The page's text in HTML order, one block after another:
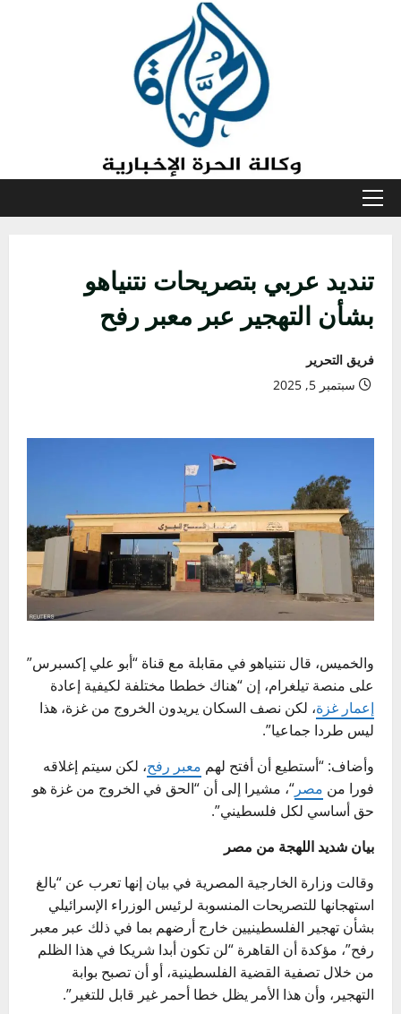
القائمة
تنديد عربي بتصريحات نتنياهو
بشأن التهجير عبر معبر رفح
فريق التحرير
سبتمبر 5, 2025
والخميس، قال نتنياهو في مقابلة مع قناة “أبو علي إكسبرس”
على منصة تيلغرام، إن “هناك خططا مختلفة لكيفية إعادة
إعمار غزة، لكن نصف السكان يريدون الخروج من غزة، هذا
ليس طردا جماعيا”.
وأضاف: “أستطيع أن أفتح لهم معبر رفح، لكن سيتم إغلاقه
فورا من مصر “، مشيرا إلى أن “الحق في الخروج من غزة هو
حق أساسي لكل فلسطيني”.
بيان شديد اللهجة من مصر
وقالت وزارة الخارجية المصرية في بيان إنها تعرب عن “بالغ
استهجانها للتصريحات المنسوبة لرئيس الوزراء الإسرائيلي
بشأن تهجير الفلسطينيين خارج أرضهم بما في ذلك عبر معبر
رفح”، مؤكدة أن القاهرة “لن تكون أبدا شريكا في هذا الظلم
من خلال تصفية القضية الفلسطينية، أو أن تصبح بوابة
التهجير، وأن هذا الأمر يظل خطا أحمر غير قابل للتغير”.